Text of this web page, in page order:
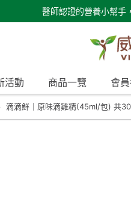
醫師認證的營養小幫手
活動 商品一覽 會
滴滴鮮｜原味滴雞精(45ml/包) 共